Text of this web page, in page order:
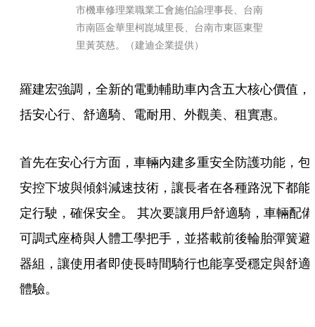
市機車修理業職業工會施伯諭理事長、台南
市南區金華里柯崑城里長、台南市東區東聖
里黃英慈。（建迪企業提供）
羅建宏強調，全新的電動輔助車內含五大核心價值，
括安心行、舒適騎、電耐用、外觀美、租實惠。
首先在安心行方面，車輛內建多重安全防護功能，包
安控下坡與傾斜減速技術，讓長者在各種路況下都能
定行駛，確保安全。 其次要讓用戶舒適騎，車輛配備
可調式座椅與人體工學把手，並搭載前後輪胎彈簧避
器組，讓使用者即使長時間騎行也能享受穩定與舒適
體驗。